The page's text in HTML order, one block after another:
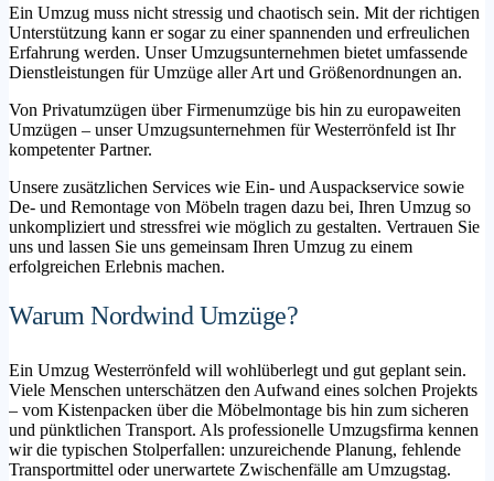
Ein Umzug muss nicht stressig und chaotisch sein. Mit der richtigen
Unterstützung kann er sogar zu einer spannenden und erfreulichen
Erfahrung werden. Unser Umzugsunternehmen bietet umfassende
Dienstleistungen für Umzüge aller Art und Größenordnungen an.
Von Privatumzügen über Firmenumzüge bis hin zu europaweiten
Umzügen – unser Umzugsunternehmen für Westerrönfeld ist Ihr
kompetenter Partner.
Unsere zusätzlichen Services wie Ein- und Auspackservice sowie
De- und Remontage von Möbeln tragen dazu bei, Ihren Umzug so
unkompliziert und stressfrei wie möglich zu gestalten. Vertrauen Sie
uns und lassen Sie uns gemeinsam Ihren Umzug zu einem
erfolgreichen Erlebnis machen.
Warum Nordwind Umzüge?
Ein Umzug Westerrönfeld will wohlüberlegt und gut geplant sein.
Viele Menschen unterschätzen den Aufwand eines solchen Projekts
– vom Kistenpacken über die Möbelmontage bis hin zum sicheren
und pünktlichen Transport. Als professionelle Umzugsfirma kennen
wir die typischen Stolperfallen: unzureichende Planung, fehlende
Transportmittel oder unerwartete Zwischenfälle am Umzugstag.